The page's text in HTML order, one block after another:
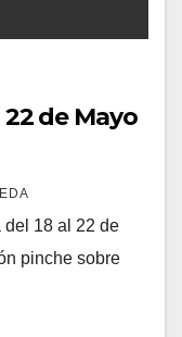
de Mayo
del 18 al 22 de
pinche sobre